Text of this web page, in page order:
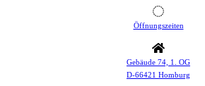
Öffnungszeiten
Gebäude 74, 1. OG
D-66421 Homburg